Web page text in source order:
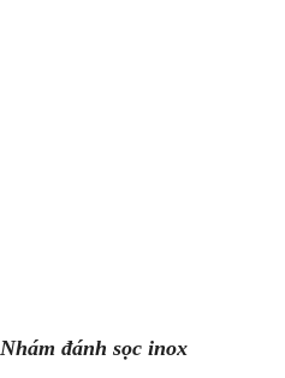
Nhám đánh sọc inox